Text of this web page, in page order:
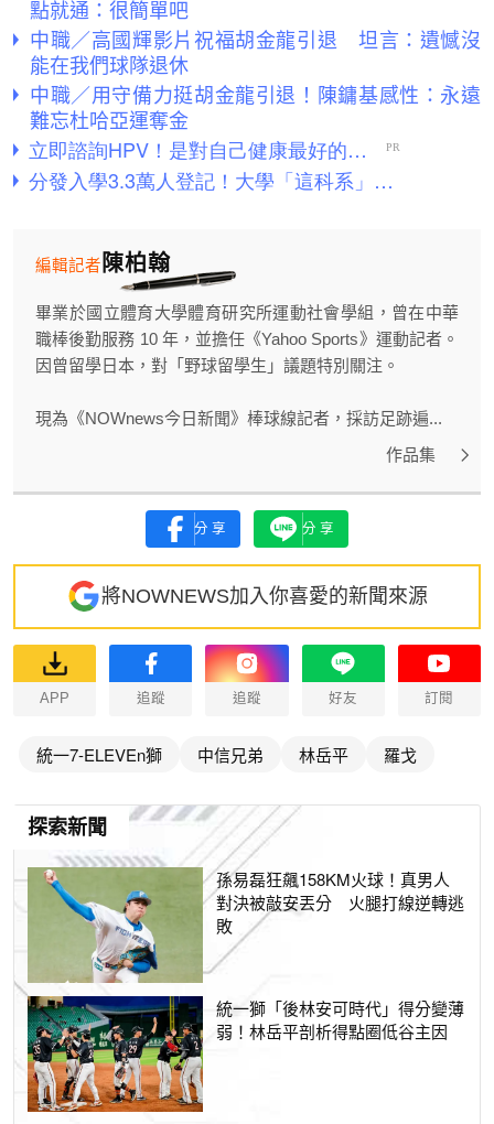
點就通：很簡單吧
中職／高國輝影片祝福胡金龍引退 坦言：遺憾沒
能在我們球隊退休
中職／用守備力挺胡金龍引退！陳鏞基感性：永遠
難忘杜哈亞運奪金
陳柏翰
編輯記者
畢業於國立體育大學體育研究所運動社會學組，曾在中華
職棒後勤服務 10 年，並擔任《Yahoo Sports》運動記者。
因曾留學日本，對「野球留學生」議題特別關注。
現為《NOWnews今日新聞》棒球線記者，採訪足跡遍...
作品集
分享 分享
將NOWNEWS加入你喜愛的新聞來源
APP 追蹤 追蹤 好友 訂閱
統一7-ELEVEn獅 中信兄弟 林岳平 羅戈
探索新聞
孫易磊狂飆158KM火球！真男人
對決被敲安丟分 火腿打線逆轉逃
敗
統一獅「後林安可時代」得分變薄
弱！林岳平剖析得點圈低谷主因